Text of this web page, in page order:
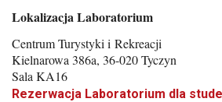
Lokalizacja Laboratorium
Centrum Turystyki i Rekreacji
Kielnarowa 386a, 36-020 Tyczyn
Sala KA16
Rezerwacja Laboratorium dla